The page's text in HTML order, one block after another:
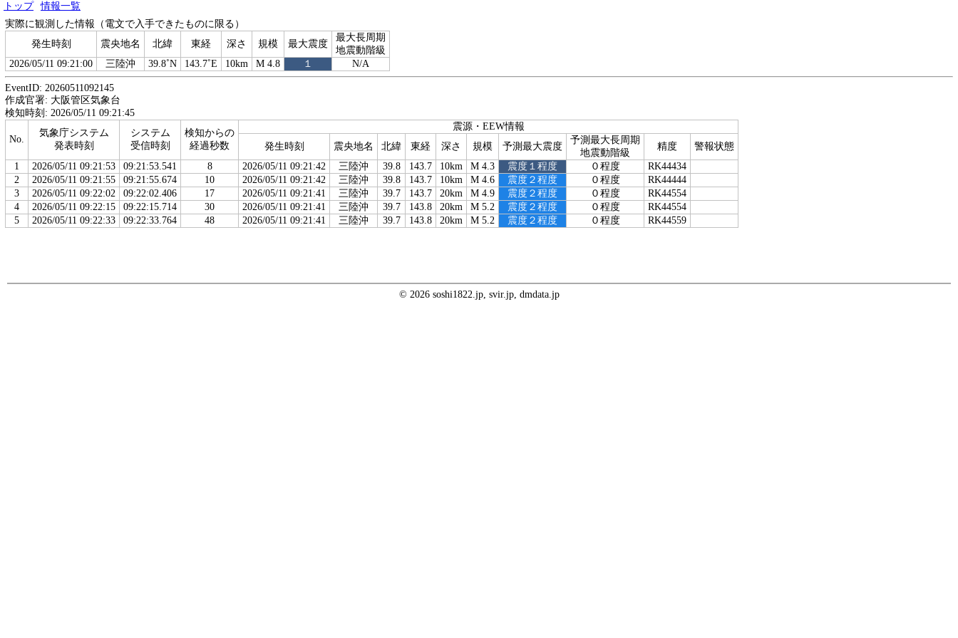
トップ
情報一覧
実際に観測した情報（電文で入手できたものに限る）
発生時刻
震央地名 北緯 東経 深さ 規模 最大震度
最大長周期
地震動階級
2026/05/11 09:21:00
三陸沖 39.8˚N 143.7˚E 10km M 4.8 １ N/A
EventID: 20260511092145
作成官署: 大阪管区気象台
検知時刻: 2026/05/11 09:21:45
No.
気象庁システム
発表時刻
システム
受信時刻
検知からの
経過秒数
震源・EEW情報
発生時刻
震央地名 北緯 東経 深さ 規模 予測最大震度
予測最大長周期
地震動階級
精度
警報状態
1
2026/05/11 09:21:53 09:21:53.541 8 2026/05/11 09:21:42 三陸沖 39.8 143.7 10km M 4.3 震度１程度 ０程度
RK44434
2
2026/05/11 09:21:55 09:21:55.674 10 2026/05/11 09:21:42 三陸沖 39.8 143.7 10km M 4.6 震度２程度 ０程度
RK44444
3
2026/05/11 09:22:02 09:22:02.406 17 2026/05/11 09:21:41 三陸沖 39.7 143.7 20km M 4.9 震度２程度 ０程度
RK44554
4
2026/05/11 09:22:15 09:22:15.714 30 2026/05/11 09:21:41 三陸沖 39.7 143.8 20km M 5.2 震度２程度 ０程度
RK44554
5
2026/05/11 09:22:33 09:22:33.764 48 2026/05/11 09:21:41 三陸沖 39.7 143.8 20km M 5.2 震度２程度 ０程度 RK44559
© 2026 soshi1822.jp, svir.jp, dmdata.jp